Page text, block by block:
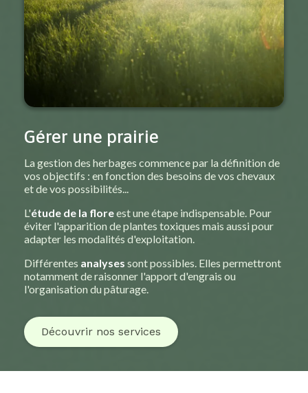
Gérer une prairie
La gestion des herbages commence par la définition de
vos objectifs : en fonction des besoins de vos chevaux
et de vos possibilités...
L'étude de la floreest une étape indispensable. Pour
éviter l'apparition de plantes toxiques mais aussi pour
adapter les modalités d'exploitation.
Différentes analyses sont possibles. Elles permettront
notamment de raisonner l'apport d'engrais ou
l'organisation du pâturage.
Découvrir nos services